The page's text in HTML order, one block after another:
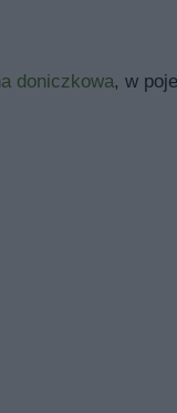
doniczkowa, w